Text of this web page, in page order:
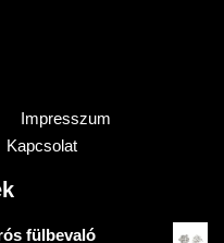
Impresszum
Kapcsolat
fülbevaló